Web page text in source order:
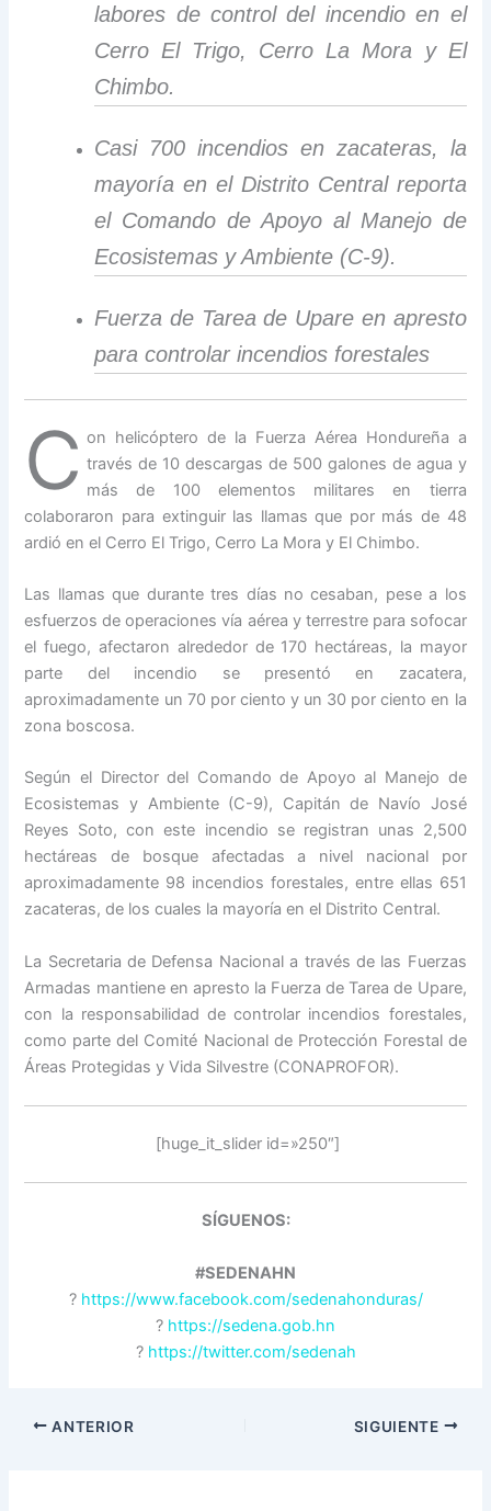
labores de control del incendio en el
Cerro El Trigo, Cerro La Mora y El
Chimbo.
Casi 700 incendios en zacateras, la
mayoría en el Distrito Central reporta
el Comando de Apoyo al Manejo de
Ecosistemas y Ambiente (C-9).
Fuerza de Tarea de Upare en apresto
para controlar incendios forestales
C on helicóptero de la Fuerza Aérea Hondureña a
través de 10 descargas de 500 galones de agua y
más de 100 elementos militares en tierra
colaboraron para extinguir las llamas que por más de 48
ardió en el Cerro El Trigo, Cerro La Mora y El Chimbo.
Las llamas que durante tres días no cesaban, pese a los
esfuerzos de operaciones vía aérea y terrestre para sofocar
el fuego, afectaron alrededor de 170 hectáreas, la mayor
parte del incendio se presentó en zacatera,
aproximadamente un 70 por ciento y un 30 por ciento en la
zona boscosa.
Según el Director del Comando de Apoyo al Manejo de
Ecosistemas y Ambiente (C-9), Capitán de Navío José
Reyes Soto, con este incendio se registran unas 2,500
hectáreas de bosque afectadas a nivel nacional por
aproximadamente 98 incendios forestales, entre ellas 651
zacateras, de los cuales la mayoría en el Distrito Central.
La Secretaria de Defensa Nacional a través de las Fuerzas
Armadas mantiene en apresto la Fuerza de Tarea de Upare,
con la responsabilidad de controlar incendios forestales,
como parte del Comité Nacional de Protección Forestal de
Áreas Protegidas y Vida Silvestre (CONAPROFOR).
[huge_it_slider id=»250″]
SÍGUENOS:
#SEDENAHN
? https://www.facebook.com/sedenahonduras/
? https://sedena.gob.hn
? https://twitter.com/sedenah
ANTERIOR SIGUIENTE